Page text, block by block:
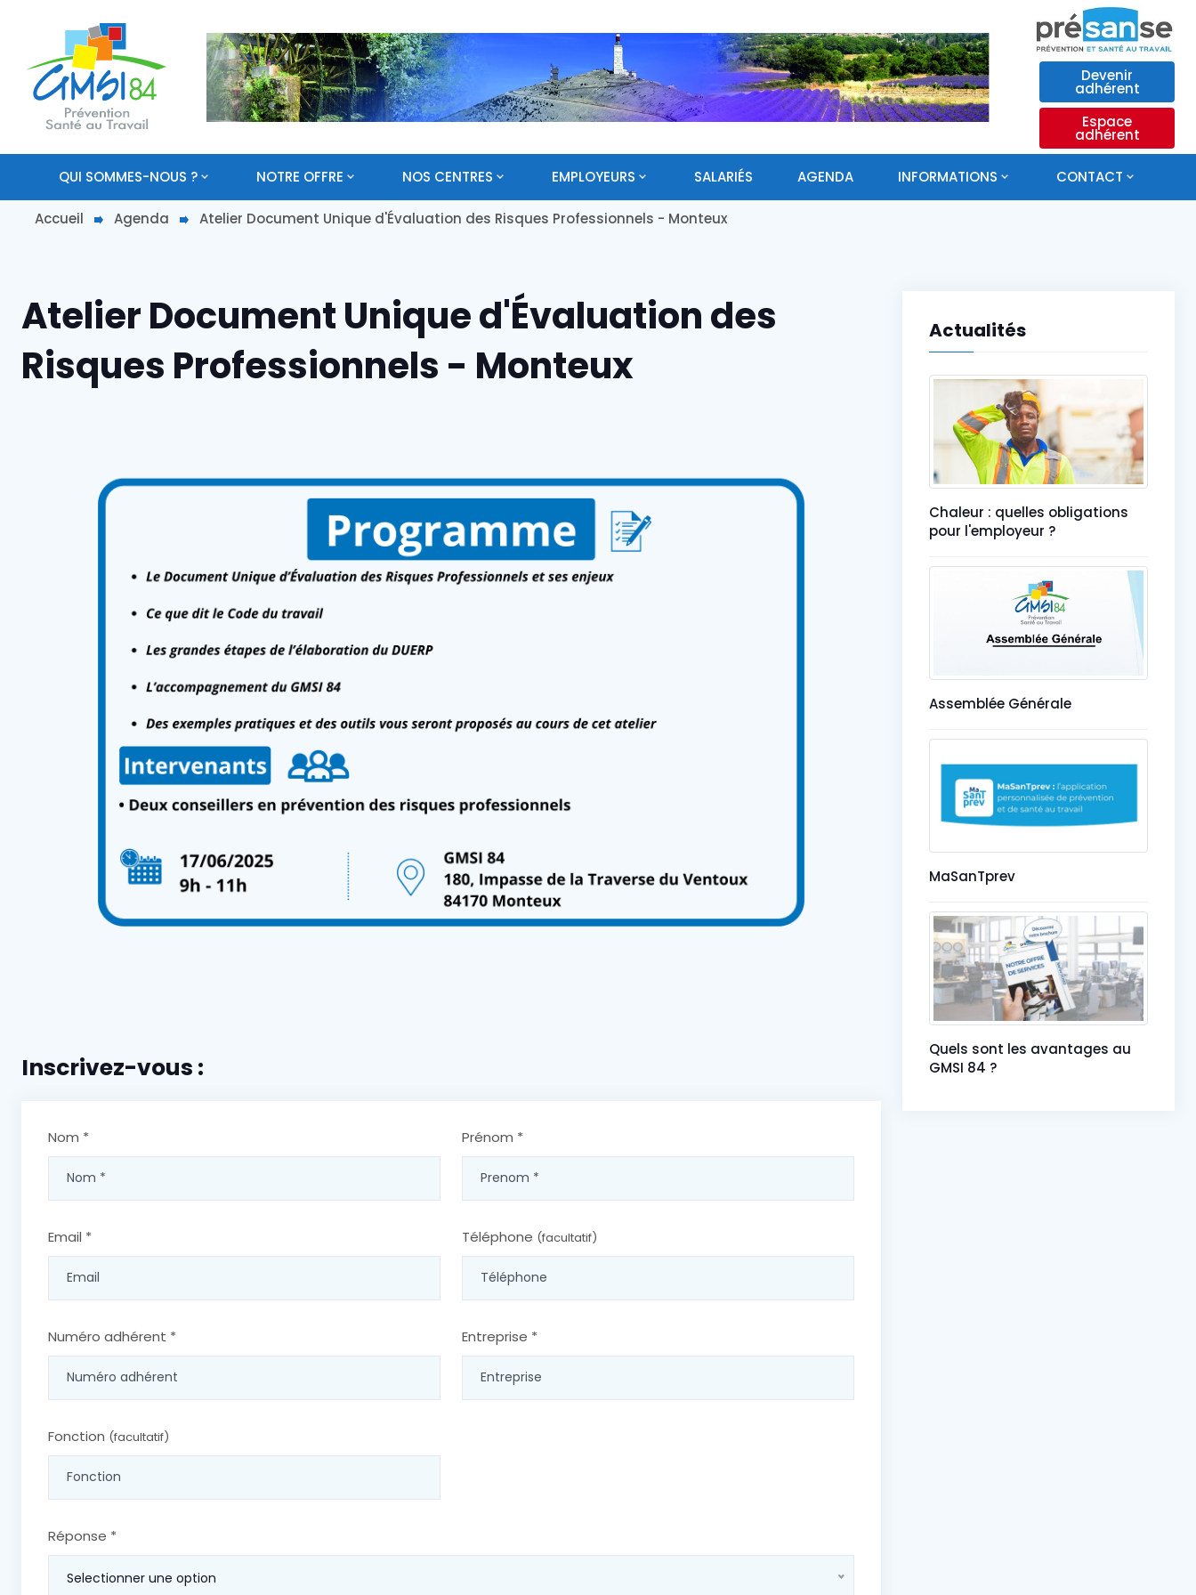
Devenir
adhérent
Espace
adhérent
QUI SOMMES-NOUS ? NOTRE OFFRE NOS CENTRES EMPLOYEURS SALARIÉS AGENDA INFORMATIONS CONTACT
Accueil Agenda Atelier Document Unique d'Évaluation des Risques Professionnels - Monteux
Atelier Document Unique d'Évaluation des
Risques Professionnels - Monteux
Inscrivez-vous :
Nom * Prénom *
Email * Téléphone (facultatif)
Numéro adhérent * Entreprise *
Fonction (facultatif)
Réponse *
Selectionner une option
Actualités
Chaleur : quelles obligations
pour l'employeur ?
Assemblée Générale
MaSanTprev
Quels sont les avantages au
GMSI 84 ?